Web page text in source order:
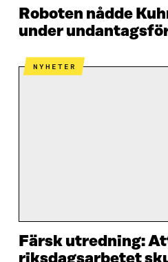
Roboten nådde
under
NYHETER
Färsk utredning: